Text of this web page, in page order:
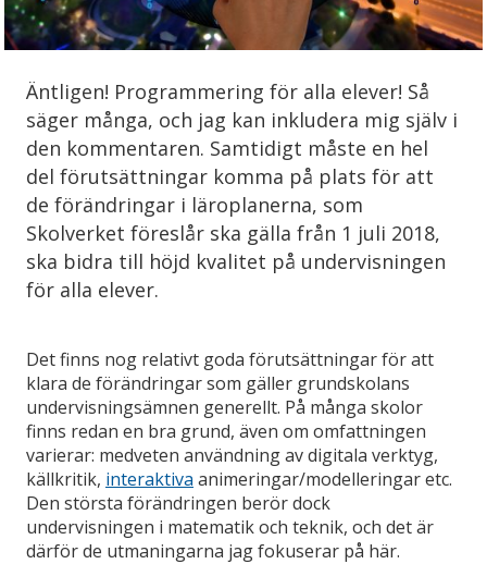
Äntligen! Programmering för alla elever! Så
säger många, och jag kan inkludera mig själv i
den kommentaren. Samtidigt måste en hel
del förutsättningar komma på plats för att
de förändringar i läroplanerna, som
Skolverket föreslår ska gälla från 1 juli 2018,
ska bidra till höjd kvalitet på undervisningen
för alla elever.
Det finns nog relativt goda förutsättningar för att
klara de förändringar som gäller grundskolans
undervisningsämnen generellt. På många skolor
finns redan en bra grund, även om omfattningen
varierar: medveten användning av digitala verktyg,
källkritik, interaktiva animeringar/modelleringar etc.
Den största förändringen berör dock
undervisningen i matematik och teknik, och det är
därför de utmaningarna jag fokuserar på här.